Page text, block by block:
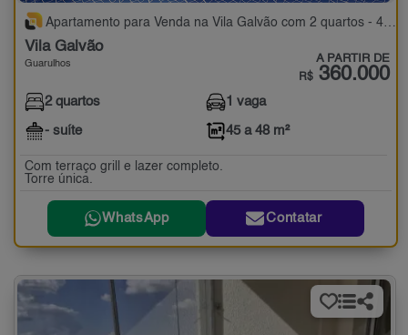
Apartamento para Venda na Vila Galvão com 2 quartos - 45 a 48 m²
Vila Galvão
Guarulhos A PARTIR DE
R$ 360.000
2 quartos
- suíte
1 vaga
45 a 48 m²
Com terraço grill e lazer completo.
Torre única.
WhatsApp Contatar